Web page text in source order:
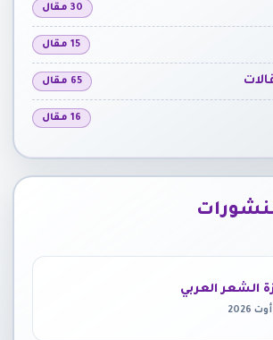
30 مقال
15 مقال
65 مقال
16 مقال
الشعر العربي